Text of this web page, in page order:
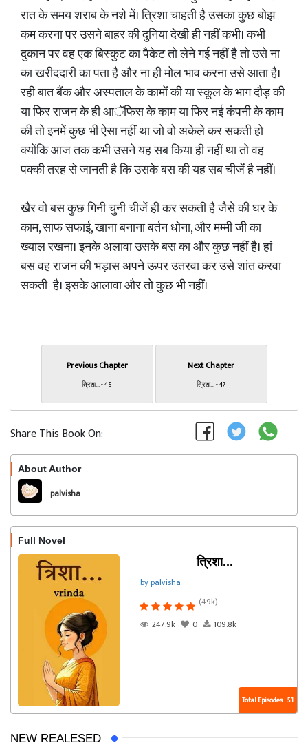
रात के समय शराब के नशे में। त्रिशा चाहती है उसका कुछ बोझ
कम करना पर उसने बाहर की दुनिया देखी ही नहीं कभी। कभी
दुकान पर वह एक बिस्कुट का पैकेट तो लेने गई नहीं है तो उसे ना
का खरीददारी का पता है और ना ही मोल भाव करना उसे आता है।
रही बात बैंक और अस्पताल के कामों की या स्कूल के भाग दौड़ की
या फिर राजन के ही आॅफिस के काम या फिर नई कंपनी के काम
की तो इनमें कुछ भी ऐसा नहीं था जो वो अकेले कर सकती हो
क्योंकि आज तक कभी उसने यह सब किया ही नहीं था तो वह
पक्की तरह से जानती है कि उसके बस की यह सब चीजें है नहीं।
खैर वो बस कुछ गिनी चुनी चीजें ही कर सकती है जैसे की घर के
काम, साफ सफाई, खाना बनाना बर्तन धोना, और मम्मी जी का
ख्याल रखना। इनके अलावा उसके बस का और कुछ नहीं है। हां
बस वह राजन की भड़ास अपने ऊपर उतरवा कर उसे शांत करवा
सकती है। इसके आलावा और तो‌ कुछ भी नहीं।
Previous Chapter
त्रिशा... - 45
Next Chapter
त्रिशा... - 47
Share This Book On:
About Author
palvisha
Full Novel
त्रिशा...
by palvisha
(49k)
247.9k
0 109.8k
Total Episodes : 51
NEW REALESED